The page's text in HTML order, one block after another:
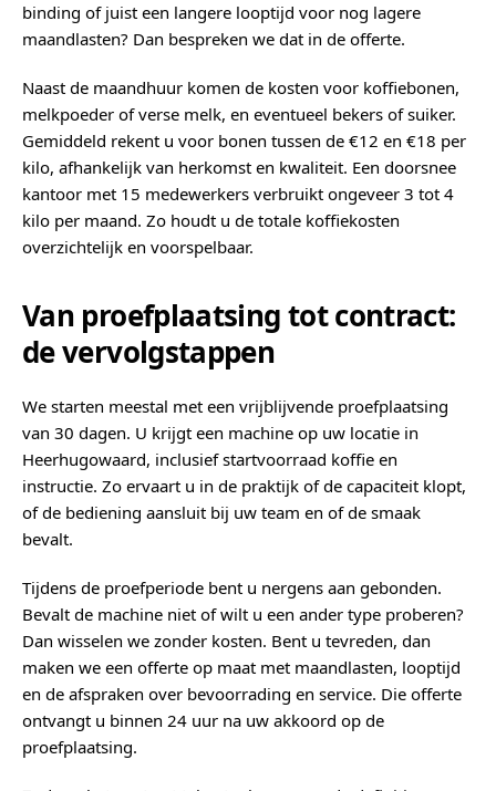
binding of juist een langere looptijd voor nog lagere
maandlasten? Dan bespreken we dat in de offerte.
Naast de maandhuur komen de kosten voor koffiebonen,
melkpoeder of verse melk, en eventueel bekers of suiker.
Gemiddeld rekent u voor bonen tussen de €12 en €18 per
kilo, afhankelijk van herkomst en kwaliteit. Een doorsnee
kantoor met 15 medewerkers verbruikt ongeveer 3 tot 4
kilo per maand. Zo houdt u de totale koffiekosten
overzichtelijk en voorspelbaar.
Van proefplaatsing tot contract:
de vervolgstappen
We starten meestal met een vrijblijvende proefplaatsing
van 30 dagen. U krijgt een machine op uw locatie in
Heerhugowaard, inclusief startvoorraad koffie en
instructie. Zo ervaart u in de praktijk of de capaciteit klopt,
of de bediening aansluit bij uw team en of de smaak
bevalt.
Tijdens de proefperiode bent u nergens aan gebonden.
Bevalt de machine niet of wilt u een ander type proberen?
Dan wisselen we zonder kosten. Bent u tevreden, dan
maken we een offerte op maat met maandlasten, looptijd
en de afspraken over bevoorrading en service. Die offerte
ontvangt u binnen 24 uur na uw akkoord op de
proefplaatsing.